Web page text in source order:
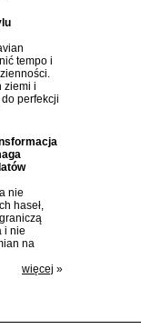
tempo i
ziemi i
perfekcji
nie
haseł,
i nie
na
więcej »